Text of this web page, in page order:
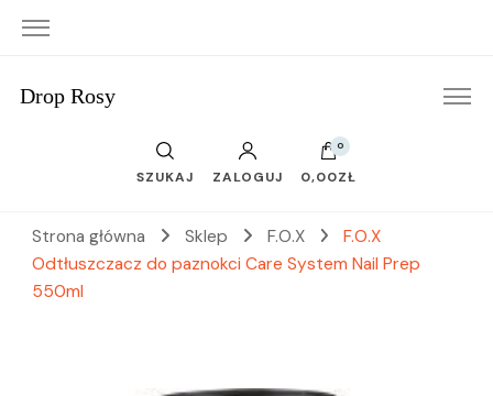
Drop Rosy
SZUKAJ ZALOGUJ
0
0,00ZŁ
Strona główna Sklep F.O.X
F.O.X
Odtłuszczacz do paznokci Care System Nail Prep
550ml